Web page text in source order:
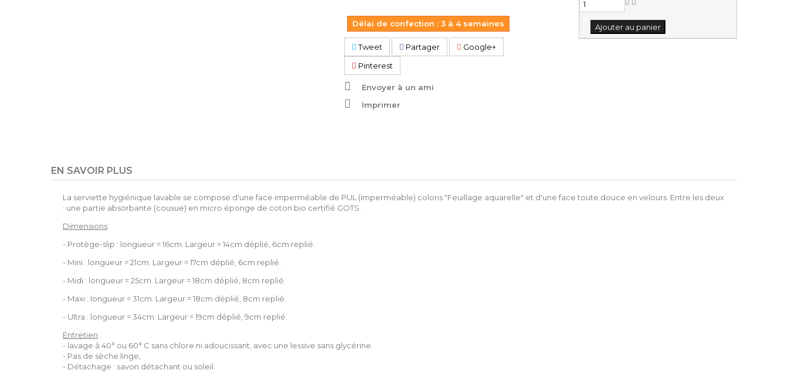
Délai de confection : 3 à 4 semaines
Tweet Partager
Google+
Pinterest
Envoyer à un ami
Imprimer
Ajouter au panier
EN SAVOIR PLUS
La serviette hygiénique lavable se compose d'une face imperméable de PUL (imperméable) coloris "Feuillage aquarelle" et d'une face toute douce en velours. Entre les deux
: une partie absorbante (cousue) en micro éponge de coton bio certifié GOTS.
Dimensions:
- Protège-slip : longueur = 16cm. Largeur = 14cm déplié, 6cm replié.
- Mini : longueur = 21cm. Largeur = 17cm déplié, 6cm replié.
- Midi : longueur = 25cm. Largeur = 18cm déplié, 8cm replié.
- Maxi : longueur = 31cm. Largeur = 18cm déplié, 8cm replié.
- Ultra : longueur = 34cm. Largeur = 19cm déplié, 9cm replié.
Entretien :
- lavage à 40° ou 60° C sans chlore ni adoucissant, avec une lessive sans glycérine.
- Pas de sèche linge,
- Détachage : savon détachant ou soleil.